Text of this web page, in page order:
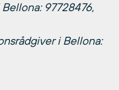
97728476,
i Bellona: